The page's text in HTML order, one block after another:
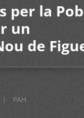
per la
un
de
| PAH